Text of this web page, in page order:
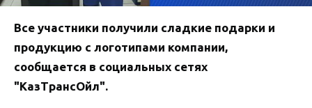
Все участники получили сладкие подарки и
продукцию с логотипами компании,
сообщается в социальных сетях
"КазТрансОйл".